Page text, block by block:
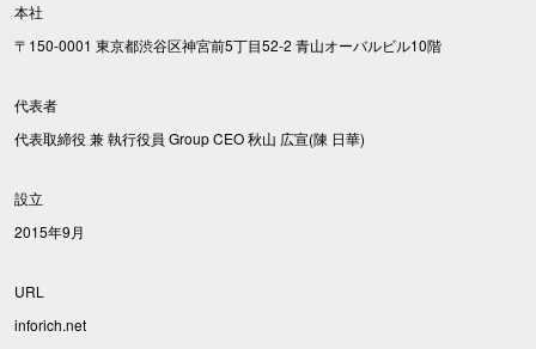
本社
〒150-0001 東京都渋谷区神宮前5丁目52-2 青山オーバルビル10階
代表者
代表取締役 兼 執行役員 Group CEO 秋山 広宣(陳 日華)
設立
2015年9月
URL
inforich.net